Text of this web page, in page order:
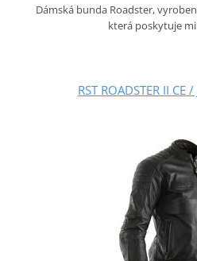
Dámská bunda Roadster,
která poskytuje
RST ROADSTER II CE